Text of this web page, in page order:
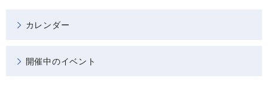
カレンダー
開催中のイベント